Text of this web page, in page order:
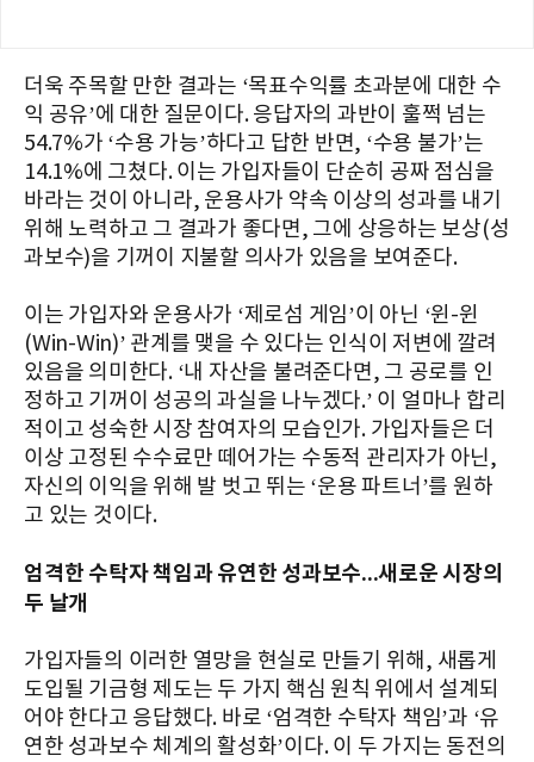
더욱 주목할 만한 결과는 ‘목표수익률 초과분에 대한 수
익 공유’에 대한 질문이다. 응답자의 과반이 훌쩍 넘는
54.7%가 ‘수용 가능’하다고 답한 반면, ‘수용 불가’는
14.1%에 그쳤다. 이는 가입자들이 단순히 공짜 점심을
바라는 것이 아니라, 운용사가 약속 이상의 성과를 내기
위해 노력하고 그 결과가 좋다면, 그에 상응하는 보상(성
과보수)을 기꺼이 지불할 의사가 있음을 보여준다.
이는 가입자와 운용사가 ‘제로섬 게임’이 아닌 ‘윈-윈
(Win-Win)’ 관계를 맺을 수 있다는 인식이 저변에 깔려
있음을 의미한다. ‘내 자산을 불려준다면, 그 공로를 인
정하고 기꺼이 성공의 과실을 나누겠다.’ 이 얼마나 합리
적이고 성숙한 시장 참여자의 모습인가. 가입자들은 더
이상 고정된 수수료만 떼어가는 수동적 관리자가 아닌,
자신의 이익을 위해 발 벗고 뛰는 ‘운용 파트너’를 원하
고 있는 것이다.
엄격한 수탁자 책임과 유연한 성과보수...새로운 시장의
두 날개
가입자들의 이러한 열망을 현실로 만들기 위해, 새롭게
도입될 기금형 제도는 두 가지 핵심 원칙 위에서 설계되
어야 한다고 응답했다. 바로 ‘엄격한 수탁자 책임’과 ‘유
연한 성과보수 체계의 활성화’이다. 이 두 가지는 동전의